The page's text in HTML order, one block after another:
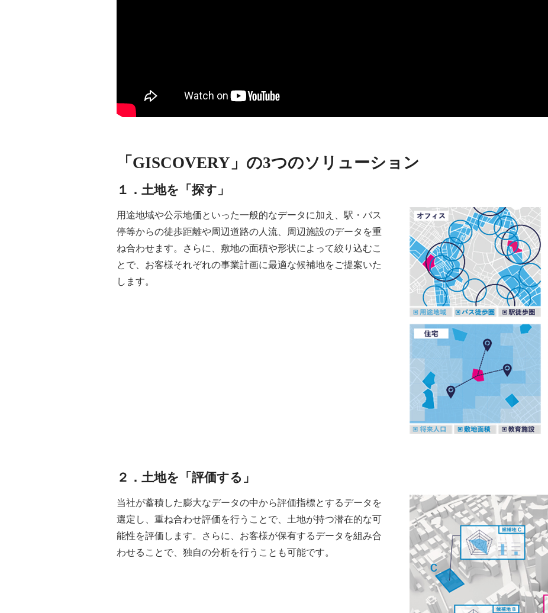
竹中工務店 YouTubeチャンネル「GISCOVERY」動画
「GISCOVERY」の3つのソリューション
１．土地を「探す」
用途地域や公示地価といった一般的なデータに加え、駅・バス
停等からの徒歩距離や周辺道路の人流、周辺施設のデータを重
ね合わせます。さらに、敷地の面積や形状によって絞り込むこ
とで、お客様それぞれの事業計画に最適な候補地をご提案いた
します。
２．土地を「評価する」
当社が蓄積した膨大なデータの中から評価指標とするデータを
選定し、重ね合わせ評価を行うことで、土地が持つ潜在的な可
能性を評価します。さらに、お客様が保有するデータを組み合
わせることで、独自の分析を行うことも可能です。